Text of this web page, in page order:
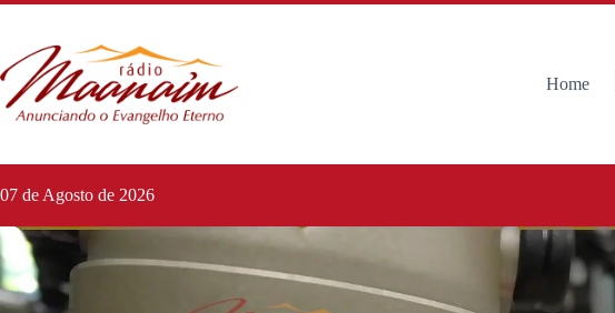
Home
07 de Agosto de 2026